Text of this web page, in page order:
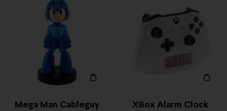
Mega Man Cableguy
XBox Alarm Clock